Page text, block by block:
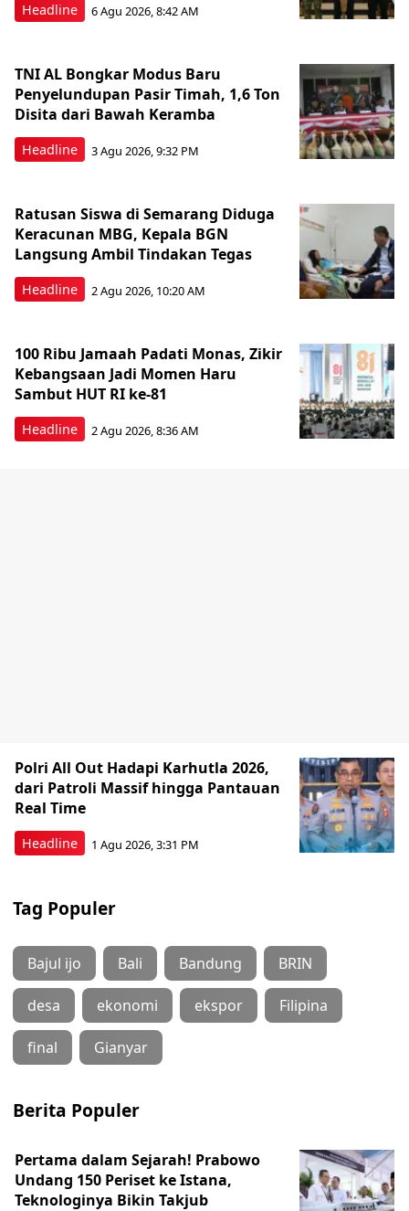
Headline 6 Agu 2026, 8:42 AM
Headline
TNI AL Bongkar Modus Baru
Penyelundupan Pasir Timah, 1,6 Ton
Disita dari Bawah Keramba
3 Agu 2026, 9:32 PM
Headline
Ratusan Siswa di Semarang Diduga
Keracunan MBG, Kepala BGN
Langsung Ambil Tindakan Tegas
2 Agu 2026, 10:20 AM
Headline
100 Ribu Jamaah Padati Monas, Zikir
Kebangsaan Jadi Momen Haru
Sambut HUT RI ke-81
2 Agu 2026, 8:36 AM
Headline
Polri All Out Hadapi Karhutla 2026,
dari Patroli Massif hingga Pantauan
Real Time
1 Agu 2026, 3:31 PM
Tag Populer
Bajul ijo Bali Bandung BRIN
desa ekonomi ekspor Filipina
final Gianyar
Berita Populer
Pertama dalam Sejarah! Prabowo
Undang 150 Periset ke Istana,
Teknologinya Bikin Takjub